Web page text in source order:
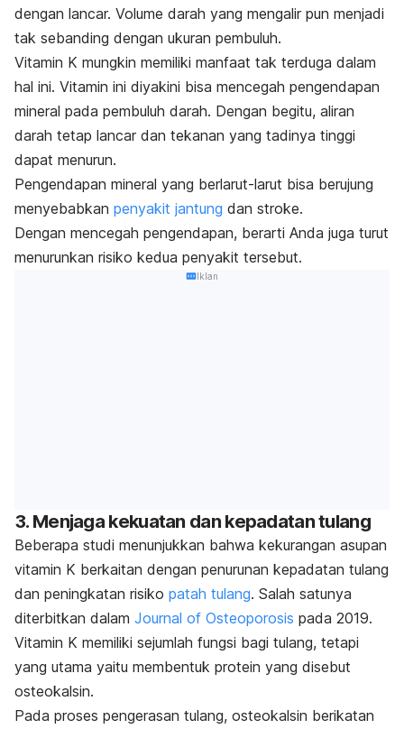
dengan lancar. Volume darah yang mengalir pun menjadi
tak sebanding dengan ukuran pembuluh.
Vitamin K mungkin memiliki manfaat tak terduga dalam
hal ini. Vitamin ini diyakini bisa mencegah pengendapan
mineral pada pembuluh darah. Dengan begitu, aliran
darah tetap lancar dan tekanan yang tadinya tinggi
dapat menurun.
Pengendapan mineral yang berlarut-larut bisa berujung
menyebabkan penyakit jantung dan stroke.
Dengan mencegah pengendapan, berarti Anda juga turut
menurunkan risiko kedua penyakit tersebut.
Iklan
3. Menjaga kekuatan dan kepadatan tulang
Beberapa studi menunjukkan bahwa kekurangan asupan
vitamin K berkaitan dengan penurunan kepadatan tulang
dan peningkatan risiko patah tulang. Salah satunya
diterbitkan dalam Journal of Osteoporosis pada 2019.
Vitamin K memiliki sejumlah fungsi bagi tulang, tetapi
yang utama yaitu membentuk protein yang disebut
osteokalsin.
Pada proses pengerasan tulang, osteokalsin berikatan